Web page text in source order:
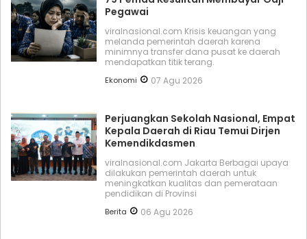
Pegawai
viralnasional.com Krisis keuangan yang
melanda pemerintah daerah karena
minimnya transfer dana pusat ke daerah
mendapatkan titik terang.
Ekonomi 07 Agu 2026
Perjuangkan Sekolah Nasional, Empat
Kepala Daerah di Riau Temui Dirjen
Kemendikdasmen
viralnasional.com Jakarta Berbagai upaya
dilakukan pemerintah daerah untuk
meningkatkan kualitas dan pemerataan
pendidikan di Provinsi
Berita 06 Agu 2026